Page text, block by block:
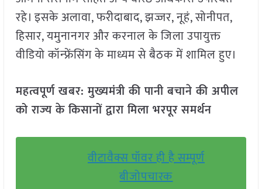
रहे। इसके अलावा, फरीदाबाद, झज्जर, नूहं, सोनीपत,
हिसार, यमुनानगर और करनाल के जिला उपायुक्त
वीडियो कॉन्फ्रेंसिंग के माध्यम से बैठक में शामिल हुए।
महत्वपूर्ण खबर: मुख्यमंत्री की पानी बचाने की अपील
को राज्य के किसानों द्वारा मिला भरपूर समर्थन
वीटावैक्स पॉवर ही है सम्पूर्ण
बीजोपचारक